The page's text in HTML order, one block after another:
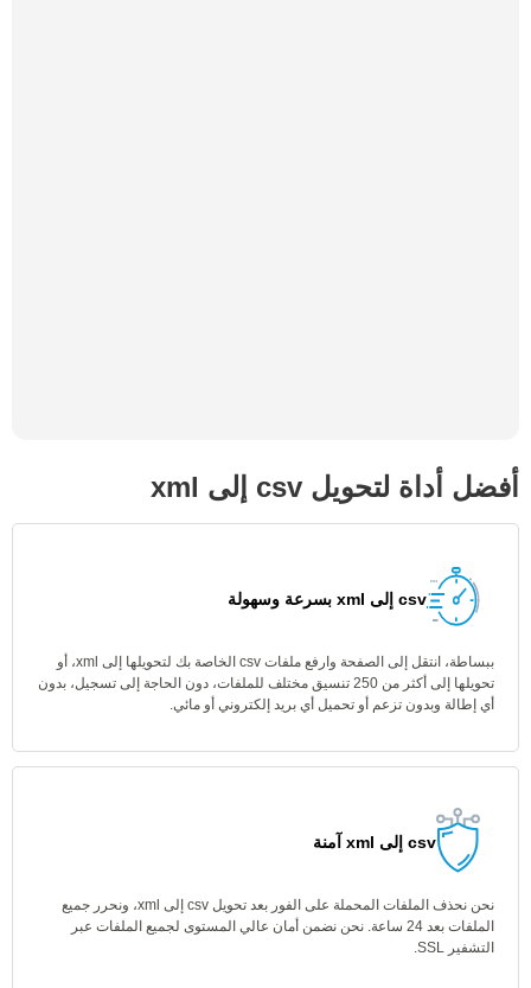
أفضل أداة لتحويل csv إلى xml
csv إلى xml بسرعة وسهولة
ببساطة، انتقل إلى الصفحة وارفع ملفات csv الخاصة بك لتحويلها إلى xml، أو
تحويلها إلى أكثر من 250 تنسيق مختلف للملفات، دون الحاجة إلى تسجيل، بدون
أي إطالة وبدون تزعم أو تحميل أي بريد إلكتروني أو مائي.
csv إلى xml آمنة
نحن نحذف الملفات المحملة على الفور بعد تحويل csv إلى xml، ونحرر جميع
الملفات بعد 24 ساعة. نحن نضمن أمان عالي المستوى لجميع الملفات عبر
التشفير SSL.